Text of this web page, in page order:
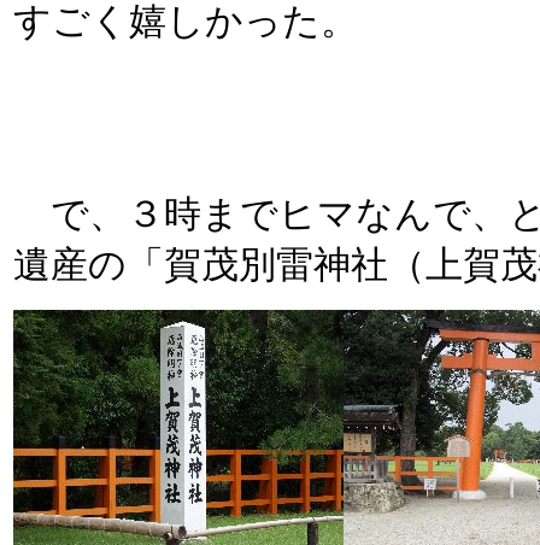
すごく嬉しかった。
で、３時までヒマなんで、
遺産の「賀茂別雷神社（上賀